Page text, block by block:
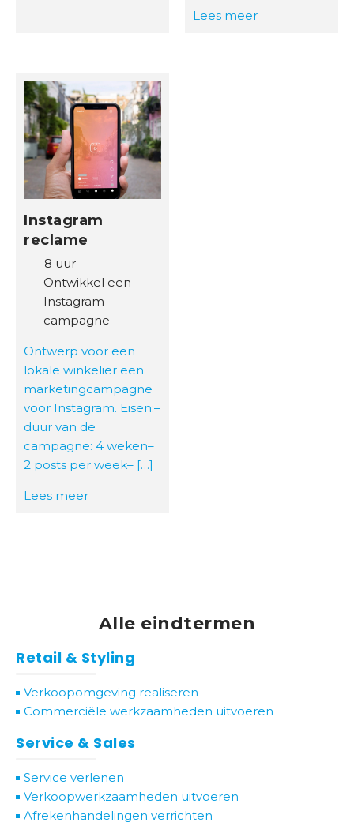
Lees meer
Instagram
reclame
8 uur
Ontwikkel een
Instagram
campagne
Ontwerp voor een
lokale winkelier een
marketingcampagne
voor Instagram. Eisen:–
duur van de
campagne: 4 weken–
2 posts per week– […]
Lees meer
Alle eindtermen
Retail & Styling
Verkoopomgeving realiseren
Commerciële werkzaamheden uitvoeren
Service & Sales
Service verlenen
Verkoopwerkzaamheden uitvoeren
Afrekenhandelingen verrichten